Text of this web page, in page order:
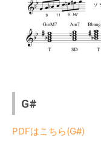
G#
PDFはこちら(G#)